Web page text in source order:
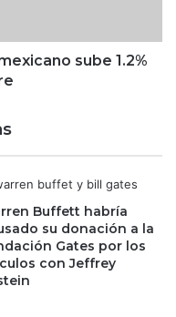
sube 1.2%
Buffett habría
su donación a la
Gates por los
con Jeffrey